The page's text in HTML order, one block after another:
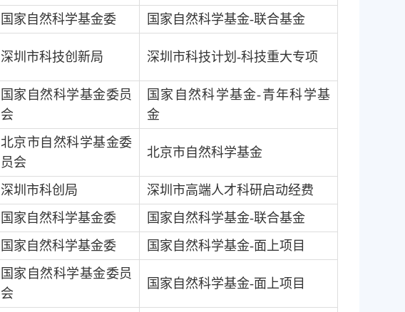
国家自然科学基金委 国家自然科学基金-联合基金
深圳市科技创新局 深圳市科技计划 -科技重大专项
国家自然科学基金委员
会
国家自然科学基金-青年科学基
金
北京市自然科学基金委
员会
北京市自然科学基金
深圳市科创局
深圳市高端人才科研启动经费
国家自然科学基金委 国家自然科学基金-联合基金
国家自然科学基金委 国家自然科学基金-面上项目
国家自然科学基金委员
会
国家自然科学基金-面上项目